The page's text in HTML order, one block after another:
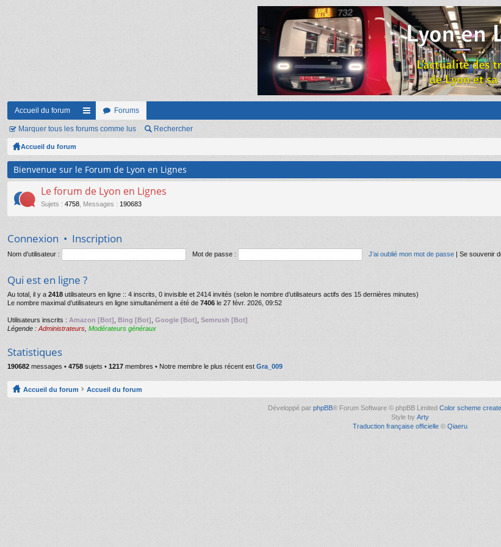
Accueil du forum
ac
ur
ci
s
Forums
Marquer tous les forums comme lus Rechercher
Accueil du forum
Bienvenue sur le Forum de Lyon en Lignes
Le forum de Lyon en Lignes
Sujets : 4758 Messages : 190683
Connexion • Inscription
Nom d’utilisateur : Mot de passe : J’ai oublié mon mot de passe | Se souvenir
Qui est en ligne ?
Au total, il y a 2418 utilisateurs en ligne :: 4 inscrits, 0 invisible et 2414 invités (selon le nombre d’utilisateurs actifs des 15 dernières minutes)
Le nombre maximal d’utilisateurs en ligne simultanément a été de 7406 le 27 févr. 2026, 09:52
Utilisateurs inscrits : Amazon [Bot] Bing [Bot] Google [Bot] Semrush [Bot]
Légende : Administrateurs Modérateurs généraux
Statistiques
190682 messages • 4758 sujets • 1217 membres • Notre membre le plus récent est Gra_009
Accueil du forum Accueil du forum
Développé par phpBB® Forum Software © phpBB Limited Color scheme
Style by Arty
Traduction française officielle © Qiaeru